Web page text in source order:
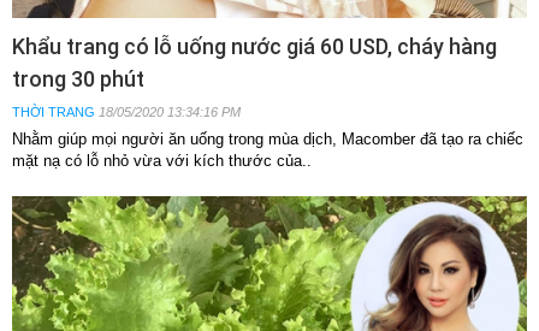
Khẩu trang có lỗ uống nước giá 60 USD, cháy hàng
trong 30 phút
THỜI TRANG 18/05/2020 13:34:16 PM
Nhằm giúp mọi người ăn uống trong mùa dịch, Macomber đã tạo ra chiếc
mặt nạ có lỗ nhỏ vừa với kích thước của..